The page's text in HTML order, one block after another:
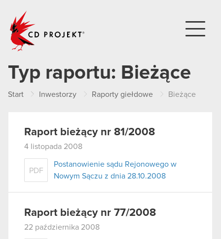
Typ raportu: Bieżące
Start Inwestorzy Raporty giełdowe Bieżące
Raport bieżący nr 81/2008
4 listopada 2008
PDF
Postanowienie sądu Rejonowego w
Nowym Sączu z dnia 28.10.2008
Raport bieżący nr 77/2008
22 października 2008